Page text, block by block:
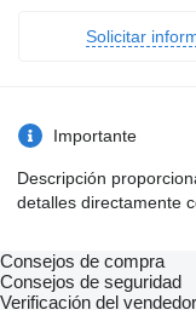
Solicitar
Importante
Descripción
detalles directamente
Consejos de compra
Consejos de seguridad
Verificación del vendedor